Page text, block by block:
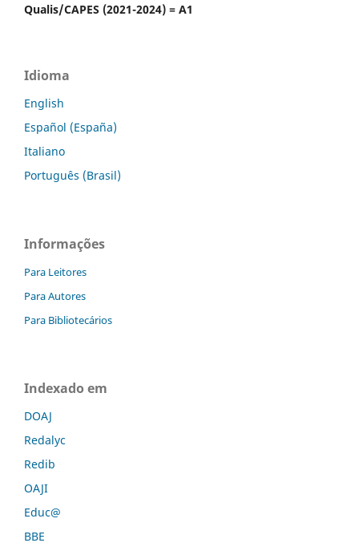
Qualis/CAPES (2021-2024) = A1
Idioma
English
Español (España)
Italiano
Português (Brasil)
Informações
Para Leitores
Para Autores
Para Bibliotecários
Indexado em
DOAJ
Redalyc
Redib
OAJI
Educ@
BBE